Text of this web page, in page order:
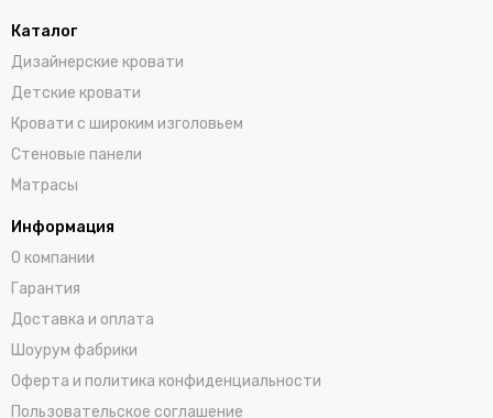
Каталог
Дизайнерские кровати
Детские кровати
Кровати с широким изголовьем
Стеновые панели
Матрасы
Информация
О компании
Гарантия
Доставка и оплата
Шоурум фабрики
Оферта и политика конфиденциальности
Пользовательское соглашение